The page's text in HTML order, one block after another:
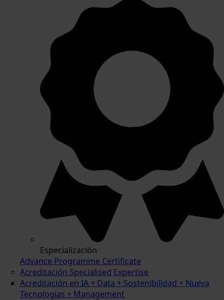
Especialización
Advance Programme Certificate
Acreditación Specialised Expertise
Acreditación en IA + Data + Sostenibilidad + Nueva
Tecnologías + Management